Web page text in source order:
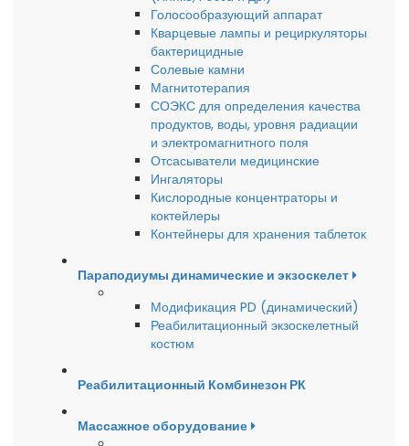
Голосообразующий аппарат
Кварцевые лампы и рециркуляторы
бактерицидные
Солевые камни
Магнитотерапия
СОЭКС для определения качества
продуктов, воды, уровня радиации
и электромагнитного поля
Отсасыватели медицинские
Ингаляторы
Кислородные концентраторы и
коктейлеры
Контейнеры для хранения таблеток
Параподиумы динамические и экзоскелет
Модификация PD (динамический)
Реабилитационный экзоскелетный
костюм
Реабилитационный Комбинезон РК
Массажное оборудование